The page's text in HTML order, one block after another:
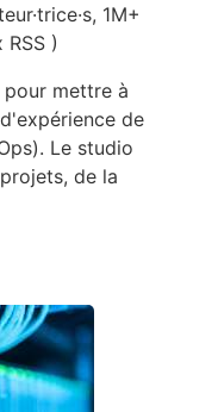
1M+
)
mettre à
de
Le studio
de la